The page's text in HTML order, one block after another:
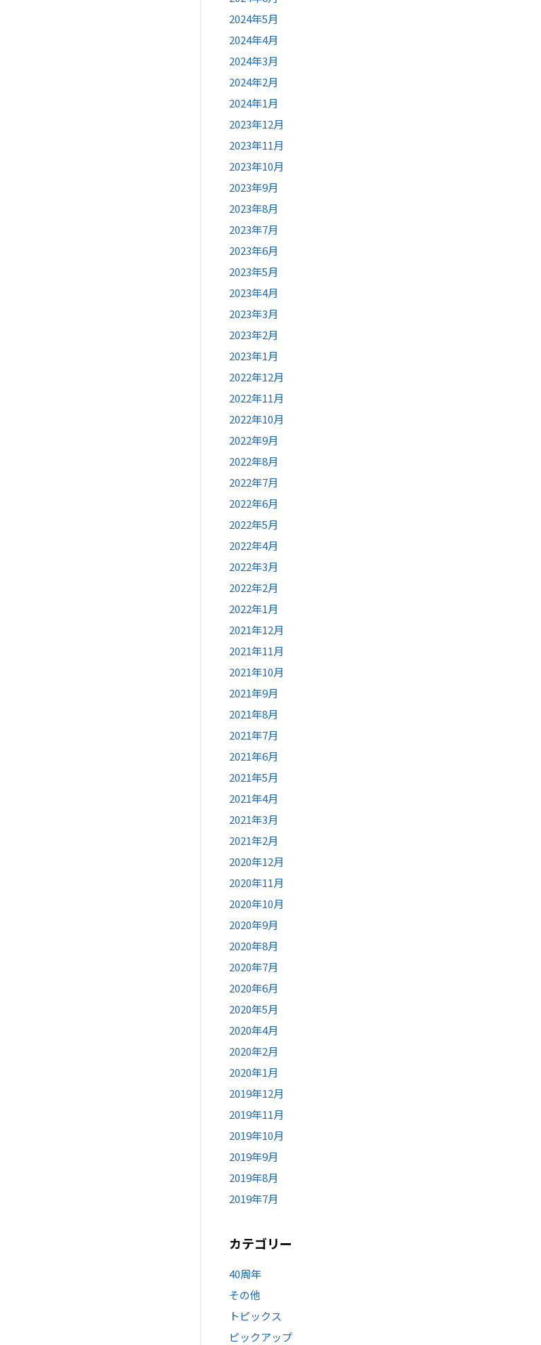
2024年5月
2024年4月
2024年3月
2024年2月
2024年1月
2023年12月
2023年11月
2023年10月
2023年9月
2023年8月
2023年7月
2023年6月
2023年5月
2023年4月
2023年3月
2023年2月
2023年1月
2022年12月
2022年11月
2022年10月
2022年9月
2022年8月
2022年7月
2022年6月
2022年5月
2022年4月
2022年3月
2022年2月
2022年1月
2021年12月
2021年11月
2021年10月
2021年9月
2021年8月
2021年7月
2021年6月
2021年5月
2021年4月
2021年3月
2021年2月
2020年12月
2020年11月
2020年10月
2020年9月
2020年8月
2020年7月
2020年6月
2020年5月
2020年4月
2020年2月
2020年1月
2019年12月
2019年11月
2019年10月
2019年9月
2019年8月
2019年7月
カテゴリー
40周年
その他
トピックス
ピックアップ